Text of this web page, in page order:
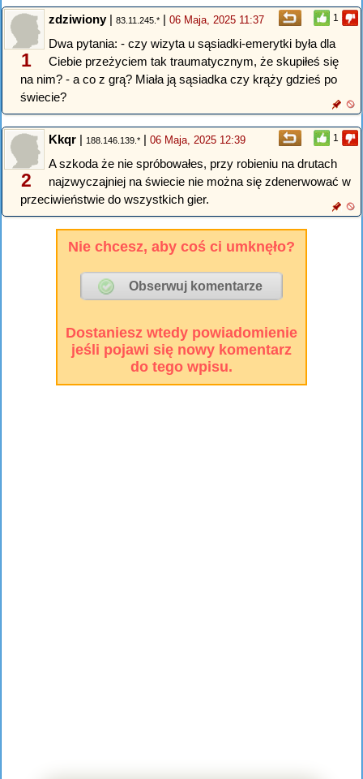
1
1
zdziwiony| 83.11.245.* | 06 Maja, 2025 11:37
Dwa pytania: - czy wizyta u sąsiadki-emerytki była dla
Ciebie przeżyciem tak traumatycznym, że skupiłeś się
na nim? - a co z grą? Miała ją sąsiadka czy krąży gdzieś po
świecie?
1
2
Kkqr | 188.146.139.* | 06 Maja, 2025 12:39
A szkoda że nie spróbowałes, przy robieniu na drutach
najzwyczajniej na świecie nie można się zdenerwować w
przeciwieństwie do wszystkich gier.
Nie chcesz, aby coś ci umknęło?
Dostaniesz wtedy powiadomienie
jeśli pojawi się nowy komentarz
do tego wpisu.